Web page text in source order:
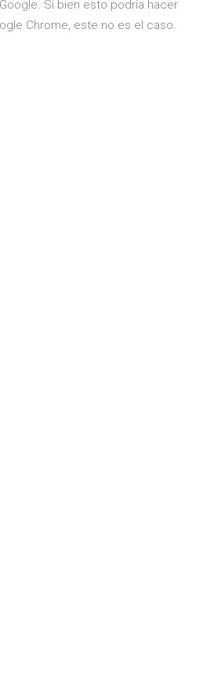
Si bien esto podría hacer
Chrome, este no es el caso.